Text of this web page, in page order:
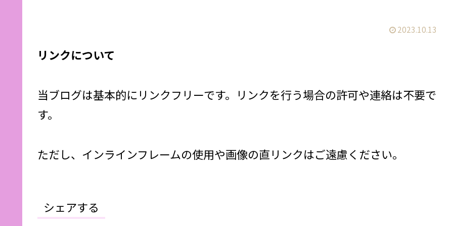
2023.10.13
リンクについて
当ブログは基本的にリンクフリーです。リンクを行う場合の許可や連絡は不要で
す。
ただし、インラインフレームの使用や画像の直リンクはご遠慮ください。
シェアする